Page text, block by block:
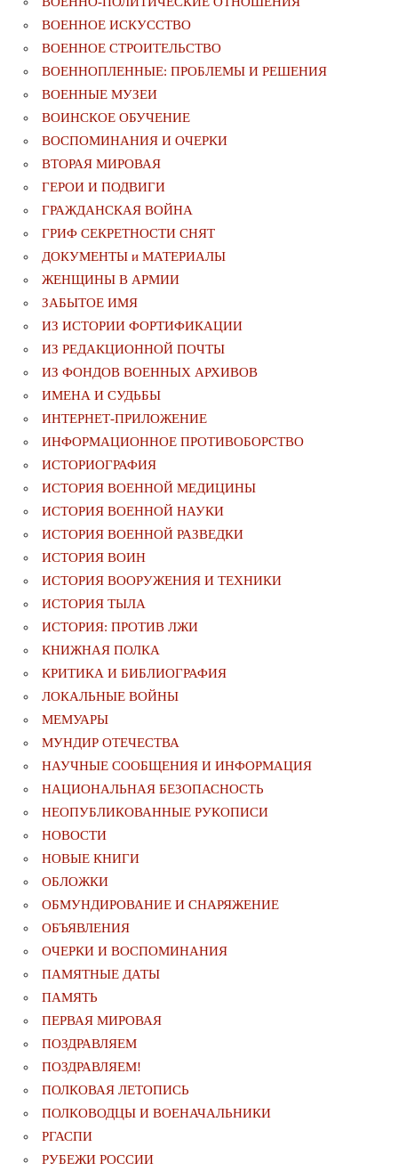
ВОЕННОЕ ИСКУССТВО
ВОЕННОЕ СТРОИТЕЛЬСТВО
ВОЕННОПЛЕННЫЕ: ПРОБЛЕМЫ И РЕШЕНИЯ
ВОЕННЫЕ МУЗЕИ
ВОИНСКОЕ ОБУЧЕНИЕ
ВОСПОМИНАНИЯ И ОЧЕРКИ
ВТОРАЯ МИРОВАЯ
ГЕРОИ И ПОДВИГИ
ГРАЖДАНСКАЯ ВОЙНА
ГРИФ СЕКРЕТНОСТИ СНЯТ
ДОКУМЕНТЫ и МАТЕРИАЛЫ
ЖЕНЩИНЫ В АРМИИ
ЗАБЫТОЕ ИМЯ
ИЗ ИСТОРИИ ФОРТИФИКАЦИИ
ИЗ РЕДАКЦИОННОЙ ПОЧТЫ
ИЗ ФОНДОВ ВОЕННЫХ АРХИВОВ
ИМЕНА И СУДЬБЫ
ИНТЕРНЕТ-ПРИЛОЖЕНИЕ
ИНФОРМАЦИОННОЕ ПРОТИВОБОРСТВО
ИСТОРИОГРАФИЯ
ИСТОРИЯ ВОЕННОЙ МЕДИЦИНЫ
ИСТОРИЯ ВОЕННОЙ НАУКИ
ИСТОРИЯ ВОЕННОЙ РАЗВЕДКИ
ИСТОРИЯ ВОИН
ИСТОРИЯ ВООРУЖЕНИЯ И ТЕХНИКИ
ИСТОРИЯ ТЫЛА
ИСТОРИЯ: ПРОТИВ ЛЖИ
КНИЖНАЯ ПОЛКА
КРИТИКА И БИБЛИОГРАФИЯ
ЛОКАЛЬНЫЕ ВОЙНЫ
МЕМУАРЫ
МУНДИР ОТЕЧЕСТВА
НАУЧНЫЕ СООБЩЕНИЯ И ИНФОРМАЦИЯ
НАЦИОНАЛЬНАЯ БЕЗОПАСНОСТЬ
НЕОПУБЛИКОВАННЫЕ РУКОПИСИ
НОВОСТИ
НОВЫЕ КНИГИ
ОБЛОЖКИ
ОБМУНДИРОВАНИЕ И СНАРЯЖЕНИЕ
ОБЪЯВЛЕНИЯ
ОЧЕРКИ И ВОСПОМИНАНИЯ
ПАМЯТНЫЕ ДАТЫ
ПАМЯТЬ
ПЕРВАЯ МИРОВАЯ
ПОЗДРАВЛЯЕМ
ПОЗДРАВЛЯЕМ!
ПОЛКОВАЯ ЛЕТОПИСЬ
ПОЛКОВОДЦЫ И ВОЕНАЧАЛЬНИКИ
РГАСПИ
РУБЕЖИ РОССИИ